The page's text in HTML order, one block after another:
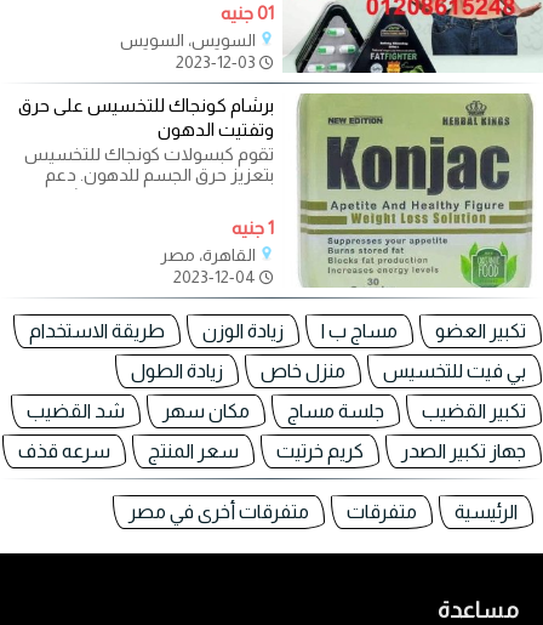
01 جنيه
السويس، السويس
برشام كونجاك للتخسيس على حرق
وتفتيت الدهون
تقوم كبسولات كونجاك للتخسيس
بتعزيز حرق الجسم للدهون. دعم
وحماية جهاز المناعة. سد الشهية
لفترات
1 جنيه
القاهرة، مصر
تكبير العضو مساج ب ا زيادة الوزن
طريقة الاستخدام
بي فيت للتخسيس
منزل خاص
زيادة الطول
تكبير القضيب
جلسة مساج مكان سهر
شد القضيب
جهاز تكبير الصدر
كريم خرتيت سعر المنتج سرعه قذف
الرئيسية متفرقات متفرقات أخرى في مصر
مساعدة